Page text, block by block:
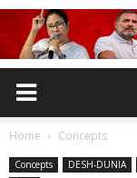
Home Concepts
Concepts DESH-DUNIA